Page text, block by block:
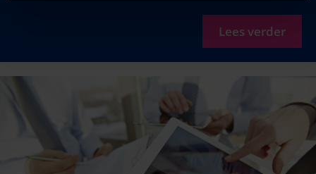
Lees verder